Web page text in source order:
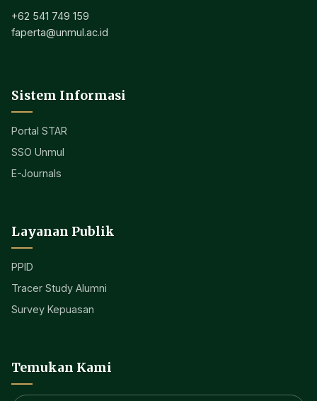
+62 541 749 159
faperta@unmul.ac.id
Sistem Informasi
Portal STAR
SSO Unmul
E-Journals
Layanan Publik
PPID
Tracer Study Alumni
Survey Kepuasan
Temukan Kami